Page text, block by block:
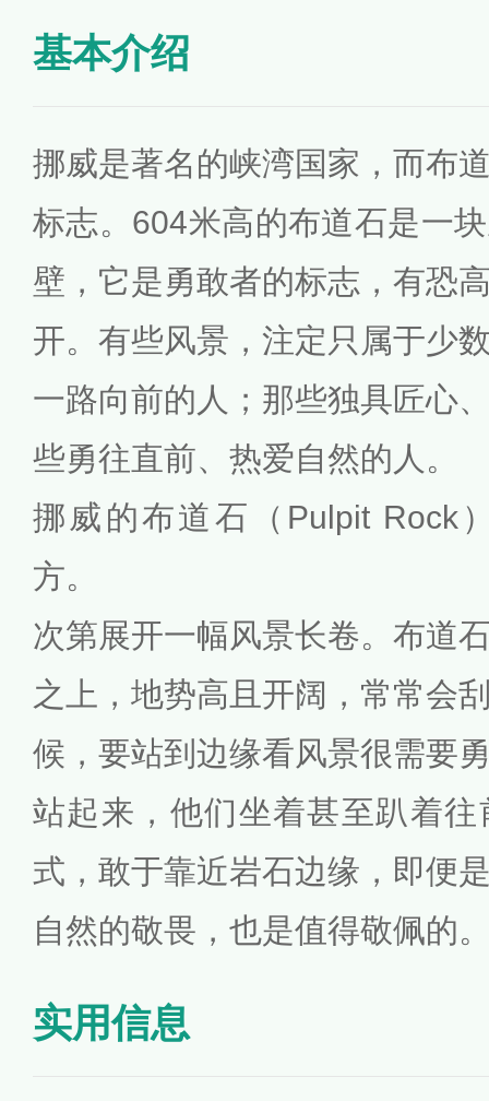
基本介绍
挪威是著名的峡湾国家，而布
标志。604米高的布道石是一
壁，它是勇敢者的标志，有恐
开。有些风景，注定只属于少
一路向前的人；那些独具匠心
些勇往直前、热爱自然的人。
挪威的布道石（Pulpit Rock
方。
次第展开一幅风景长卷。布道
之上，地势高且开阔，常常会
候，要站到边缘看风景很需要
站起来，他们坐着甚至趴着
式，敢于靠近岩石边缘，即便
自然的敬畏，也是值得敬佩的
实用信息